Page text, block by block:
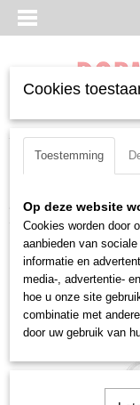
Inloggen Registreren
Home >Boren>
Cookies
Toestemming
Op deze website
Cookies worden door
aanbieden van
informatie en
media-, advertentie-
hoe u onze site
combinatie met
door uw gebruik van